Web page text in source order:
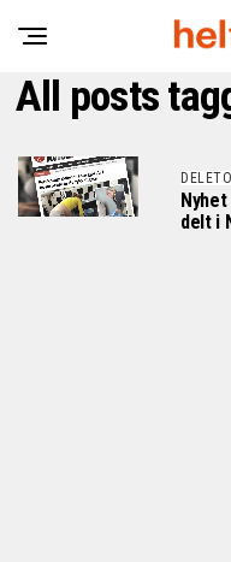
All posts
delt i